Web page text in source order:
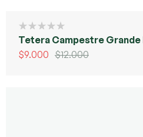
Tetera Campestre Grande
$12.000
$9.000